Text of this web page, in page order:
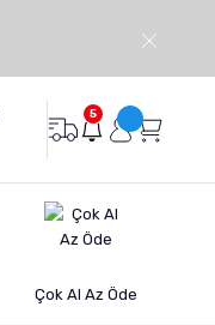
5
Çok Al Az Öde